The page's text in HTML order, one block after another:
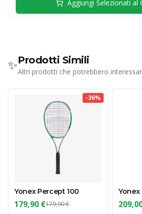
Aggiungi Selezionati al
✨Prodotti Simili
Altri prodotti che potrebbero
-36%
Yonex Percept 100
179,90 €179,90 €
Yonex